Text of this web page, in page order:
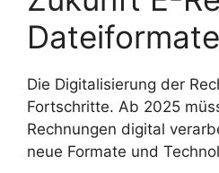
Dateiformate
Die Digitalisierung der
Fortschritte. Ab 2025
Rechnungen digital
neue Formate und